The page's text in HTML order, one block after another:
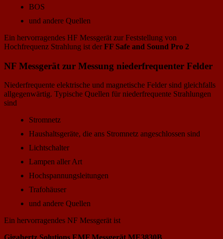
BOS
und andere Quellen
Ein hervorragendes HF Messgerät zur Feststellung von
Hochfrequenz Strahlung ist der FF Safe and Sound Pro 2
NF Messgerät zur Messung niederfrequenter Felder
Niederfrequente elektrische und magnetische Felder sind gleichfalls
allgegenwärtig. Typische Quellen für niederfrequente Strahlungen
sind
Stromnetz
Haushaltsgeräte, die ans Stromnetz angeschlossen sind
Lichtschalter
Lampen aller Art
Hochspannungsleitungen
Trafohäuser
und andere Quellen
Ein hervorragendes NF Messgerät ist